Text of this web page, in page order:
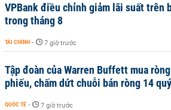
VPBank điều chỉnh giảm lãi suất trên
trong tháng 8
TÀI CHÍNH - 7 giờ trước
Tập đoàn của Warren Buffett mua
phiếu, chấm dứt chuỗi bán ròng 14 quý
QUỐC TẾ - 7 giờ trước